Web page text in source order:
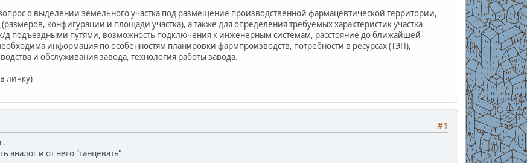
о выделении земельного участка под размещение производственной фармацевтической территории,
конфигурации и площади участка), а также для определения требуемых характеристик участка
д подъездными путями, возможность подключения к инженерным системам, расстояние до ближайшей
информация по особенностям планировки фармпроизводств, потребности в ресурсах (ТЭП),
и обслуживания завода, технология работы завода.
личку)
#1
.
аналог и от него "танцевать"